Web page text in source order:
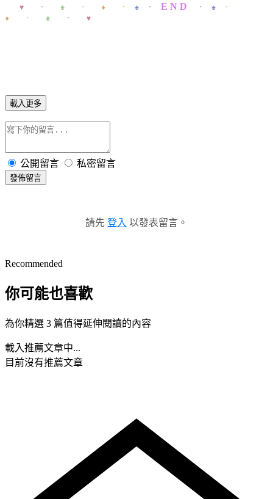
♥ ． ♣ ． ♦ ． ♠ ． E N D ． ♠
．
♦
． ♣ ． ♥
載入更多
公開留言 私密留言
發佈留言
請先 登入 以發表留言。
Recommended
你可能也喜歡
為你精選 3 篇值得延伸閱讀的內容
載入推薦文章中...
目前沒有推薦文章